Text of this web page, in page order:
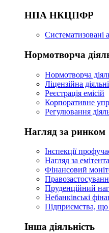
НПА НКЦПФР
Нормотворча
Нормотворча
Ліцензійна
Реєстрація емісій
Корпоративне
Регулювання
Нагляд за ринком
Інспекції
Нагляд за
Фінансовий
Пруденційний
Небанківські
Підприємства, що
Інша діяльність